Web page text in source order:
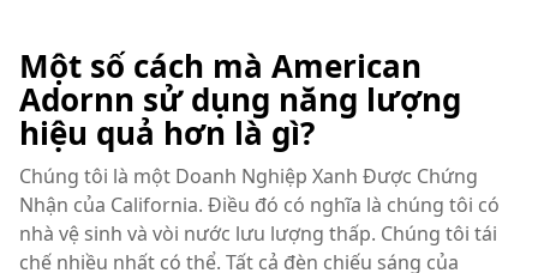
Một số cách mà American
Adornn sử dụng năng lượng
hiệu quả hơn là gì?
Chúng tôi là một Doanh Nghiệp Xanh Được Chứng
Nhận của California. Điều đó có nghĩa là chúng tôi có
nhà vệ sinh và vòi nước lưu lượng thấp. Chúng tôi tái
chế nhiều nhất có thể. Tất cả đèn chiếu sáng của